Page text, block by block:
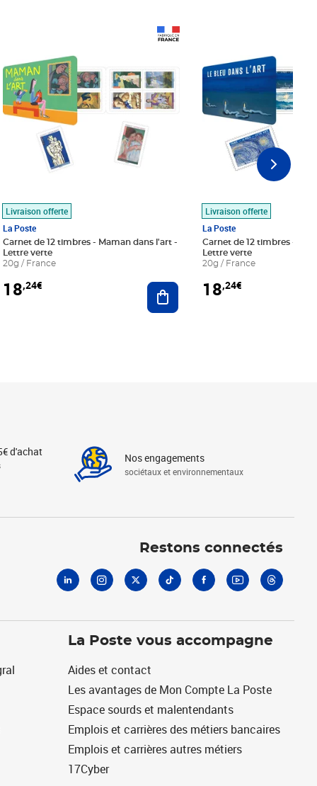
au panier
Livraison offerte
La Poste
Carnet de 12 timbres - Maman dans l'art -
Lettre verte
20g / France
18,24€ Ajouter au panier
Livraison offerte
La Poste
Carnet de 12 timbres - Le
Lettre verte
20g / France
18,24€
d'achat Nos engagements
sociétaux et environnementaux
Restons connectés
La Poste vous accompagne
Aides et contact
Les avantages de Mon Compte La Poste
Espace sourds et malentendants
Emplois et carrières des métiers bancaires
Emplois et carrières autres métiers
17Cyber